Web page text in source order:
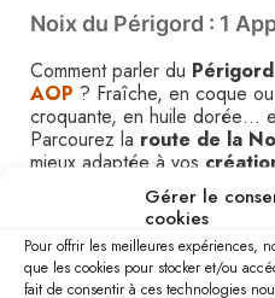
Gérer le
cookies
Pour offrir les meilleures expériences,
que les cookies pour stocker et/ou
fait de consentir à ces technologies
Noix du Périgord : 1
Comment parler du Périgord
AOP ? Fraîche, en coque
croquante, en huile dorée…
Parcourez la route de la
mieux adaptée à vos
les clients de votre
qu’à la décliner enentrées,
voyage en immersion sera
véritablegâteau aux noix.
pané miel et noixqui